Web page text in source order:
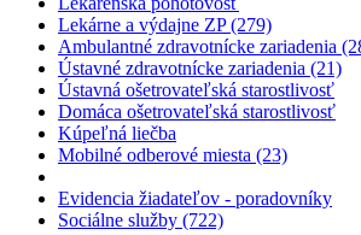
Lekárne a výdajne ZP (279)
Ambulantné zdravotnícke zariadenia
Ústavné zdravotnícke zariadenia (21)
Ústavná ošetrovateľská starostlivosť
Domáca ošetrovateľská starostlivosť
Kúpeľná liečba
Mobilné odberové miesta (23)
Evidencia žiadateľov - poradovníky
Sociálne služby (722)